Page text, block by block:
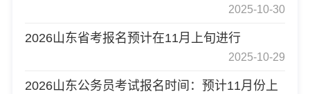
2025-10-30
2026山东省考报名预计在11月上旬进行
2025-10-29
2026山东公务员考试报名时间：预计11月份上